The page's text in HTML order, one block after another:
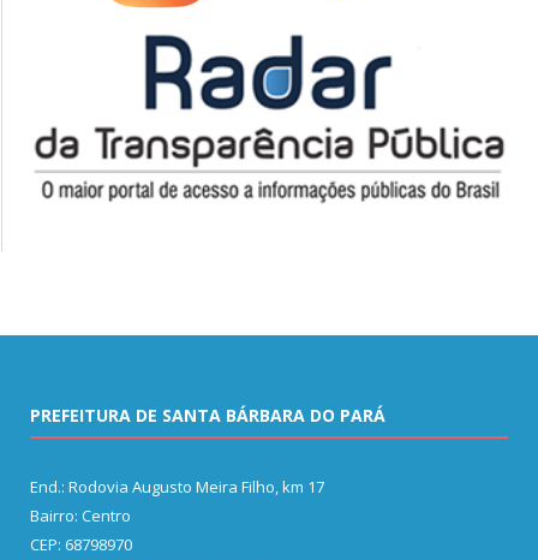
PREFEITURA DE SANTA BÁRBARA DO PARÁ
End.: Rodovia Augusto Meira Filho, km 17
Bairro: Centro
CEP: 68798970